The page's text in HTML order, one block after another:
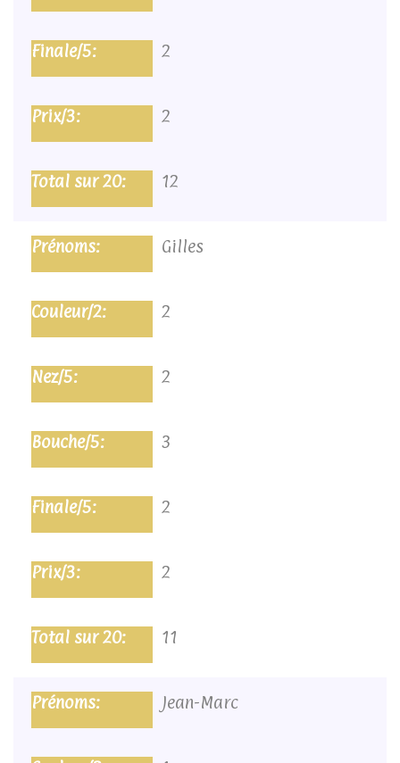
2
2
12
Gilles
2
2
3
2
2
11
Jean-Marc